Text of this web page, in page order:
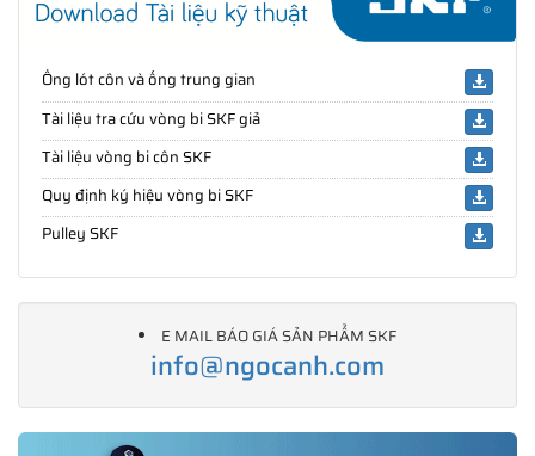
Ống lót côn và ống trung gian
Tài liệu tra cứu vòng bi SKF giả
Tài liệu vòng bi côn SKF
Quy định ký hiệu vòng bi SKF
Pulley SKF
E MAIL BÁO GIÁ SẢN PHẨM SKF
info@ngocanh.com